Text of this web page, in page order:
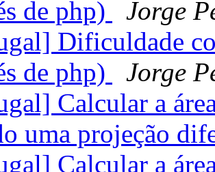
de php)
Jorge
Dificuldade
de php)
Jorge
Calcular a
uma projeção
Calcular a